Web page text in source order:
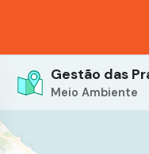
Gestão das
Meio Ambiente